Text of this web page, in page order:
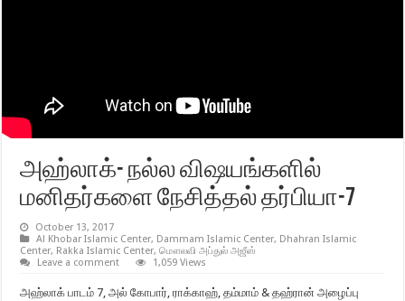
அஹ்லாக்- நல்ல விஷயங்களில்
மனிதர்களை நேசித்தல் தர்பியா-7
October 13, 2017
Al Khobar Islamic Center, Dammam Islamic Center, Dhahran Islamic
Center, Rakka Islamic Center,மௌலவி அப்துல் அஜீஸ்
Leave a comment
1,059 Views
அஹ்லாக் பாடம் 7, அல் கோபார், ராக்காஹ், தம்மாம் & தஹ்ரான் அழைப்பு